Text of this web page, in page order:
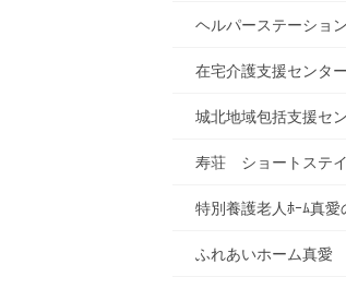
ヘルパーステーショ
在宅介護支援センタ
城北地域包括支援セ
寿荘 ショートステイ
特別養護老人ﾎｰﾑ真
ふれあいホーム真愛